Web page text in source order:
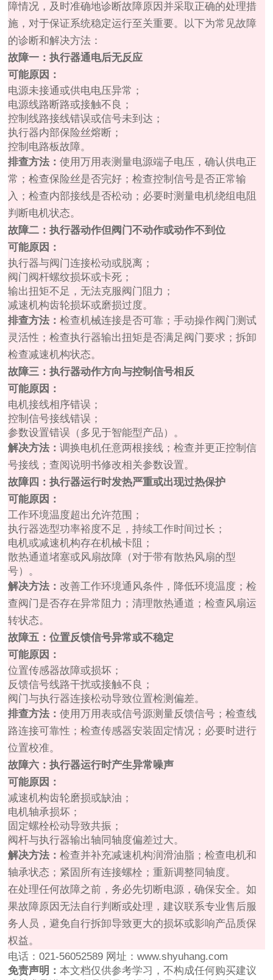
障情况，及时准确地诊断故障原因并采取正确的处理措
施，对于保证系统稳定运行至关重要。以下为常见故障
的诊断和解决方法：
故障一：执行器通电后无反应
可能原因：
电源未接通或供电电压异常；
电源线路断路或接触不良；
控制线路接线错误或信号未到达；
执行器内部保险丝熔断；
控制电路板故障。
排查方法：使用万用表测量电源端子电压，确认供电正
常；检查保险丝是否完好；检查控制信号是否正常输
入；检查内部接线是否松动；必要时测量电机绕组电阻
判断电机状态。
故障二：执行器动作但阀门不动作或动作不到位
可能原因：
执行器与阀门连接松动或脱离；
阀门阀杆螺纹损坏或卡死；
输出扭矩不足，无法克服阀门阻力；
减速机构齿轮损坏或磨损过度。
排查方法：检查机械连接是否可靠；手动操作阀门测试
灵活性；检查执行器输出扭矩是否满足阀门要求；拆卸
检查减速机构状态。
故障三：执行器动作方向与控制信号相反
可能原因：
电机接线相序错误；
控制信号接线错误；
参数设置错误（多见于智能型产品）。
解决方法：调换电机任意两根接线；检查并更正控制信
号接线；查阅说明书修改相关参数设置。
故障四：执行器运行时发热严重或出现过热保护
可能原因：
工作环境温度超出允许范围；
执行器选型功率裕度不足，持续工作时间过长；
电机或减速机构存在机械卡阻；
散热通道堵塞或风扇故障（对于带有散热风扇的型
号）。
解决方法： 改善工作环境通风条件，降低环境温度；检
查阀门是否存在异常阻力；清理散热通道；检查风扇运
转状态。
故障五：位置反馈信号异常或不稳定
可能原因：
位置传感器故障或损坏；
反馈信号线路干扰或接触不良；
阀门与执行器连接松动导致位置检测偏差。
排查方法：使用万用表或信号源测量反馈信号；检查线
路连接可靠性；检查传感器安装固定情况；必要时进行
位置校准。
故障六：执行器运行时产生异常噪声
可能原因：
减速机构齿轮磨损或缺油；
电机轴承损坏；
固定螺栓松动导致共振；
阀杆与执行器输出轴同轴度偏差过大。
解决方法：检查并补充减速机构润滑油脂；检查电机和
轴承状态；紧固所有连接螺栓；重新调整同轴度。
在处理任何故障之前，务必先切断电源，确保安全。如
果故障原因无法自行判断或处理，建议联系专业售后服
务人员，避免自行拆卸导致更大的损坏或影响产品质保
权益。
电话：021-56052589 网址：www.shyuhang.com
免责声明：本文档仅供参考学习，不构成任何购买建议